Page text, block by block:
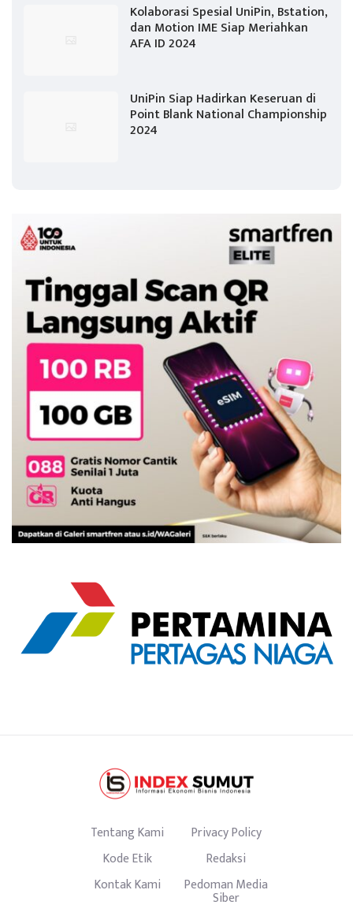
Kolaborasi Spesial UniPin, Bstation,
dan Motion IME Siap Meriahkan
AFA ID 2024
UniPin Siap Hadirkan Keseruan di
Point Blank National Championship
2024
Tentang Kami
Privacy Policy
Kode Etik
Redaksi
Kontak Kami
Pedoman Media
Siber